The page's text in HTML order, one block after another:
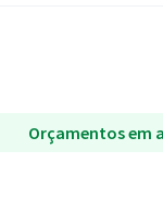
Orçamentos em